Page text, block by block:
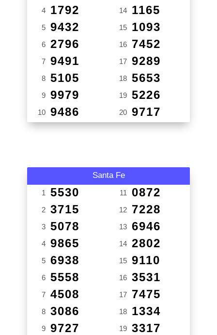
4 1792
5 9432
6 2796
7 9491
8 5105
9 9979
10 9486
14 1165
15 1093
16 7452
17 9289
18 5653
19 5226
20 9717
Santa Fe
1 5530
2 3715
3 5078
4 9865
5 6938
6 5558
7 4508
8 3086
9 9727
11 0872
12 7228
13 6946
14 2802
15 9110
16 3531
17 7475
18 1334
19 3317